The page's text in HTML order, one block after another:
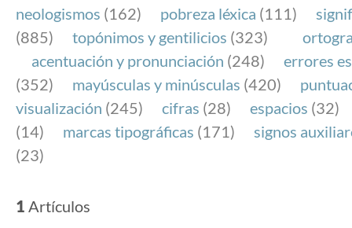
neologismos (162) pobreza léxica (111)
(885)
topónimos y gentilicios (323)
acentuación y pronunciación (248)
errores
(352)
mayúsculas y minúsculas (420)
visualización (245) cifras (28) espacios (32)
(14)
marcas tipográficas (171)
signos
(23)
1 Artículos